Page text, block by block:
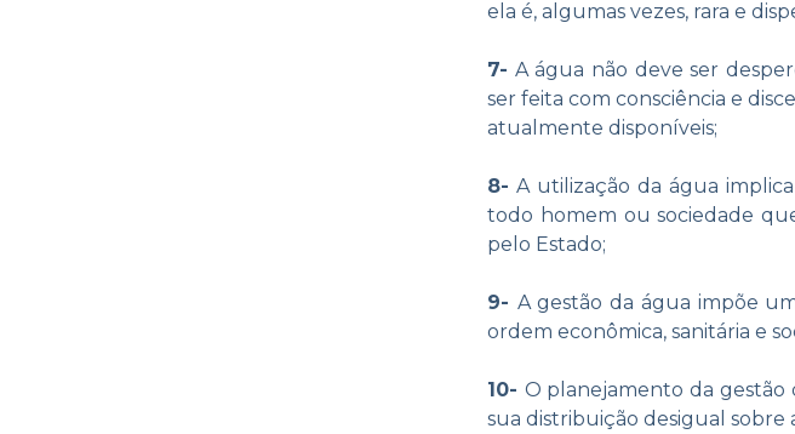
ela é, algumas vezes, rara e
7- A água não deve ser
ser feita com consciência e
atualmente disponíveis;
8- A utilização da água
todo homem ou sociedade
pelo Estado;
9- A gestão da água impõe
ordem econômica, sanitária e
10- O planejamento da gestão
sua distribuição desigual sobre